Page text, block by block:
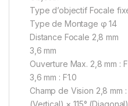
Type d’objectif Focale
Type de Montage φ 14
Distance Focale 2,8 mm
3,6 mm
Ouverture Max. 2,8 mm :
3,6 mm : F1.0
Champ de Vision 2,8 mm